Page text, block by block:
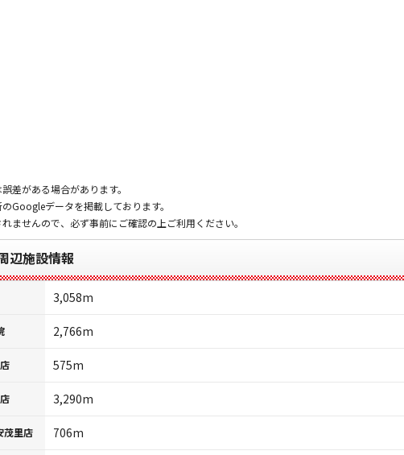
差がある場合があります。
Googleデータを掲載しております。
ませんので、必ず事前にご確認の上ご利用ください。
辺施設情報
3,058m
2,766m
575m
3,290m
茂里店 706m